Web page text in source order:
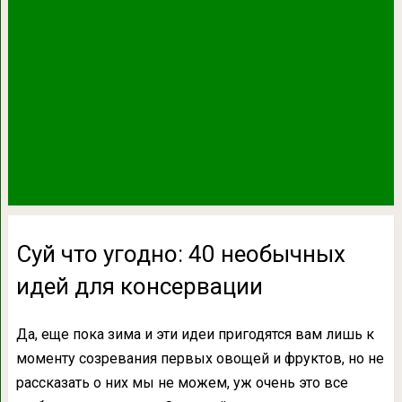
Суй что угодно: 40 необычных
идей для консервации
Да, еще пока зима и эти идеи пригодятся вам лишь к
моменту созревания первых овощей и фруктов, но не
рассказать о них мы не можем, уж очень это все